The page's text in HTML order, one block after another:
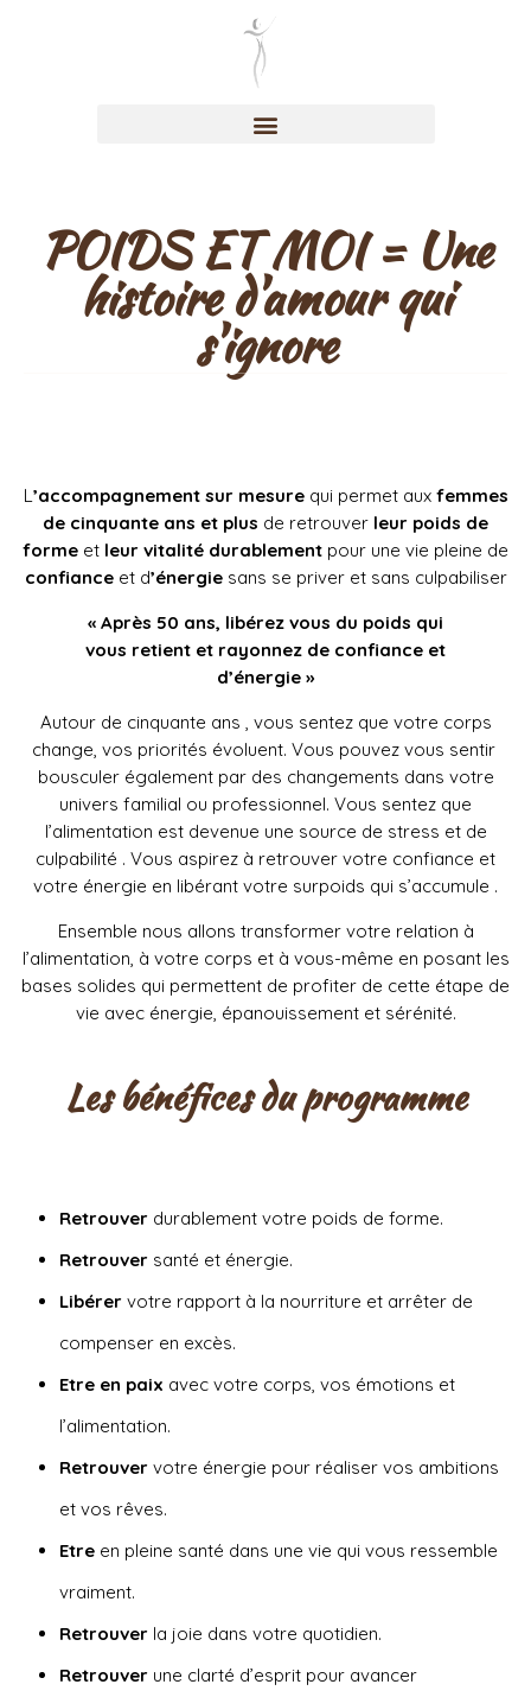
POIDS ET MOI = Une
histoire d'amour qui
s'ignore
L’accompagnement sur mesurequi permet aux femmes
de cinquante ans et plus de retrouver leur poids de
forme et leur vitalité durablement pour une vie pleine de
confianceet d’énergiesans se priver et sans culpabiliser
« Après 50 ans, libérez vous du poids qui
vous retient et rayonnez de confiance et
d’énergie »
Autour de cinquante ans , vous sentez que votre corps
change, vos priorités évoluent. Vous pouvez vous sentir
bousculer également par des changements dans votre
univers familial ou professionnel. Vous sentez que
l’alimentation est devenue une source de stress et de
culpabilité . Vous aspirez à retrouver votre confiance et
votre énergie en libérant votre surpoids qui s’accumule .
Ensemble nous allons transformer votre relation à
l’alimentation, à votre corps et à vous-même en posant les
bases solides qui permettent de profiter de cette étape de
vie avec énergie, épanouissement et sérénité.
Les bénéfices du programme
Retrouver durablement votre poids de forme.
Retrouver santé et énergie.
Libérer votre rapport à la nourriture et arrêter de
compenser en excès.
Etre en paix avec votre corps, vos émotions et
l’alimentation.
Retrouver votre énergie pour réaliser vos ambitions
et vos rêves.
Etre en pleine santé dans une vie qui vous ressemble
vraiment.
Retrouver la joie dans votre quotidien.
Retrouver une clarté d’esprit pour avancer